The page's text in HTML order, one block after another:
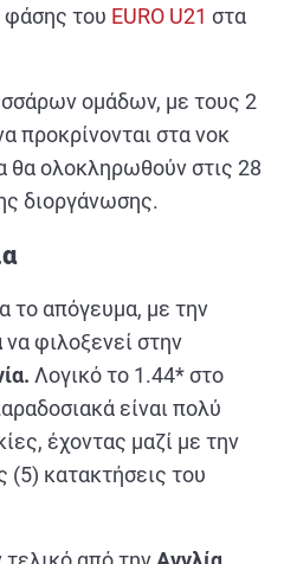
φάσης του EURO U21 στα
ομάδων, με τους 2
προκρίνονται στα νοκ
θα ολοκληρωθούν στις 28
διοργάνωσης.
το απόγευμα, με την
να φιλοξενεί στην
Λογικό το 1.44* στο
είναι πολύ
έχοντας μαζί με την
(5) κατακτήσεις του